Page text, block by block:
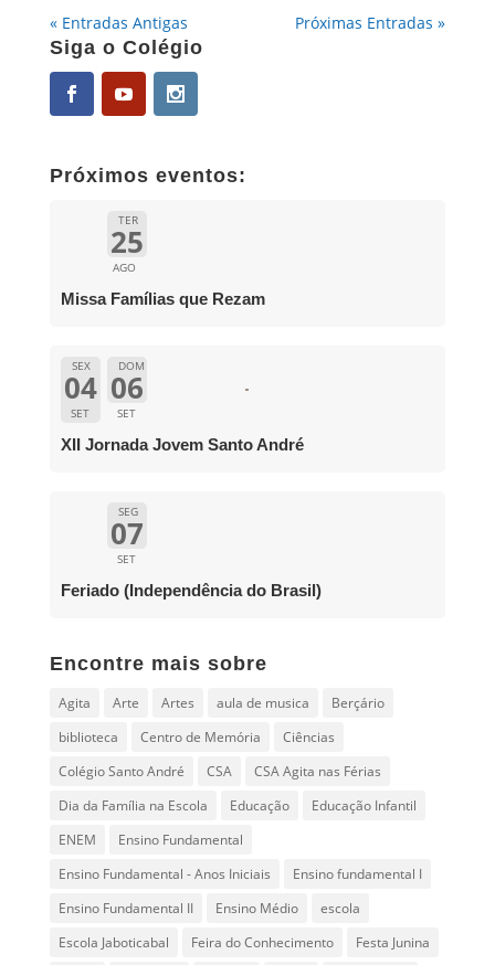
« Entradas Antigas Próximas Entradas »
Siga o Colégio
Próximos eventos:
TER
25
AGO
Missa Famílias que Rezam
SEX
04
SET
DOM
06
SET
XII Jornada Jovem Santo André
SEG
07
SET
Feriado (Independência do Brasil)
Encontre mais sobre
Agita Arte Artes aula de musica
Berçário
biblioteca
Centro de Memória
Ciências
Colégio Santo André
CSA
CSA Agita nas Férias
Dia da Família na Escola
Educação
Educação Infantil
ENEM
Ensino Fundamental
Ensino Fundamental - Anos Iniciais
Ensino fundamental I
Ensino Fundamental II
Ensino Médio
escola
Escola Jaboticabal
Feira do Conhecimento
Festa Junina